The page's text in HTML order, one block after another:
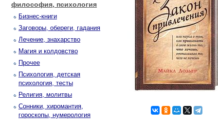
философия, психология
Бизнес-книги
Заговоры, обереги, гадания
Лечение, знахарство
Магия и колдовство
Прочее
Психология, детская
психология, тесты
Религия, молитвы
Сонники, хиромантия,
гороскопы, нумерология